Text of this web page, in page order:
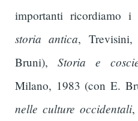
importanti ricordiamo i
storia antica,
Bruni), Storia e
Milano, 1983 (con E.
nelle culture occidentali,